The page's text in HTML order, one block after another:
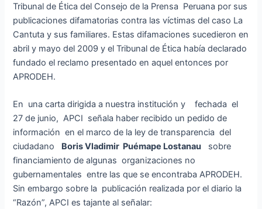
Tribunal de Ética del Consejo de la Prensa Peruana por sus
publicaciones difamatorias contra las víctimas del caso La
Cantuta y sus familiares. Estas difamaciones sucedieron en
abril y mayo del 2009 y el Tribunal de Ética había declarado
fundado el reclamo presentado en aquel entonces por
APRODEH.
En una carta dirigida a nuestra institución y fechada el
27 de junio, APCI señala haber recibido un pedido de
información en el marco de la ley de transparencia del
ciudadano Boris Vladimir Puémape Lostanau sobre
financiamiento de algunas organizaciones no
gubernamentales entre las que se encontraba APRODEH.
Sin embargo sobre la publicación realizada por el diario la
“Razón”, APCI es tajante al señalar: